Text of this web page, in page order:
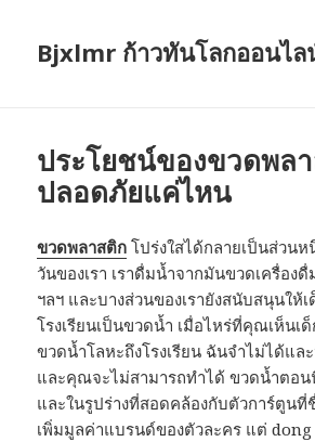
Bjxlmr ก้าวทันโลกออนไล
ประโยชน์ของขวดพล
ปลอดภัยแค่ไหน
ขวดพลาสติก โปร่งใสได้กลายเป็นส่วน
วันของเรา เราดื่มน้ำจากมันขวดเครื่อง
ฯลฯ และบางส่วนของเรายังสนับสนุนให้
โรงเรียนเป็นขวดน้ำ เมื่อไหร่ที่คุณเห็น
ขวดน้ำโลหะถึงโรงเรียน ฉันจำไม่ได้แล
และคุณจะไม่สามารถทำได้ ขวดน้ำตอ
และในรูปร่างที่สอดคล้องกับตัวการ์ตูนที่
เพิ่มมูลค่าแบรนด์ของตัวละคร แต่ dong